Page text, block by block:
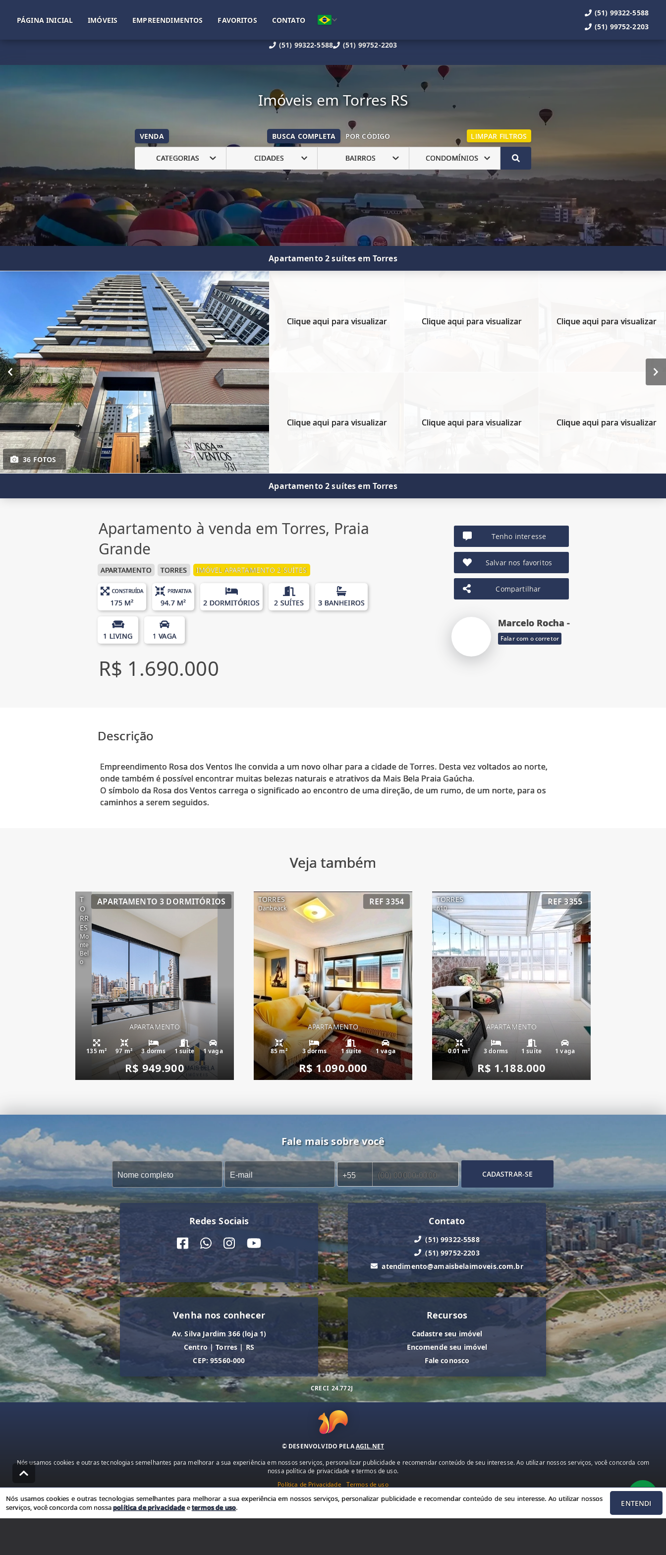
(51) 99322-5588 (51) 99752-2203
PÁGINA INICIAL IMÓVEIS EMPREENDIMENTOS FAVORITOS CONTATO
(51) 99322-5588
(51) 99752-2203
Imóveis em Torres RS
VENDA BUSCA COMPLETA POR CÓDIGO LIMPAR FILTROS
CATEGORIAS CIDADES BAIRROS CONDOMÍNIOS
Apartamento 2 suítes em Torres
36 FOTOS
Clique aqui para visualizar
Clique aqui para visualizar
Clique aqui para visualizar
Clique aqui para visualizar
Clique aqui para visualizar
Clique aqui para visualizar
Apartamento 2 suítes em Torres
Apartamento à venda em Torres, Praia
Grande
APARTAMENTO TORRES IMÓVEL APARTAMENTO 2 SUÍTES
CONSTRUÍDA
175 M²
PRIVATIVA
94.7 M² 2 DORMITÓRIOS 2 SUÍTES 3 BANHEIROS
1 LIVING 1 VAGA
R$ 1.690.000
Tenho interesse
Salvar nos favoritos
Compartilhar
Marcelo Rocha -
Falar com o corretor
Descrição
Empreendimento Rosa dos Ventos lhe convida a um novo olhar para a cidade de Torres. Desta vez voltados ao norte,
onde também é possível encontrar muitas belezas naturais e atrativos da Mais Bela Praia Gaúcha.
O símbolo da Rosa dos Ventos carrega o significado ao encontro de uma direção, de um rumo, de um norte, para os
caminhos a serem seguidos.
Veja também
T
O
RR
ES
Mo
nte
Bel
o
APARTAMENTO 3 DORMITÓRIOS
APARTAMENTO
135 m² 97 m² 3 dorms 1 suíte 1 vaga
R$ 949.900
TORRES
Danbeack
REF 3354
APARTAMENTO
85 m² 3 dorms 1 suíte 1 vaga
R$ 1.090.000
TORRES
610
REF 3355
APARTAMENTO
0.01 m² 3 dorms 1 suíte 1 vaga
R$ 1.188.000
Fale mais sobre você
CADASTRAR-SE
Redes Sociais Contato
(51) 99322-5588
(51) 99752-2203
atendimento@amaisbelaimoveis.com.br
Venha nos conhecer
Av. Silva Jardim 366 (loja 1)
Centro | Torres | RS
CEP: 95560-000
Recursos
Cadastre seu imóvel
Encomende seu imóvel
Fale conosco
CRECI 24.772J
© DESENVOLVIDO PELAAGIL.NET
Nós usamos cookies e outras tecnologias semelhantes para melhorar a sua experiência em nossos serviços, personalizar publicidade e recomendar conteúdo de seu interesse. Ao utilizar nossos serviços, você concorda com
nossa política de privacidade e termos de uso.
Política de Privacidade
Termos de uso
Nós usamos cookies e outras tecnologias semelhantes para melhorar a sua experiência em nossos serviços, personalizar publicidade e recomendar conteúdo de seu interesse. Ao utilizar nossos
serviços, você concorda com nossapolítica de privacidadeetermos de uso. ENTENDI